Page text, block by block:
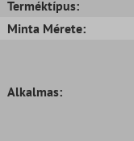
Terméktípus:
Minta Mérete:
Alkalmas: